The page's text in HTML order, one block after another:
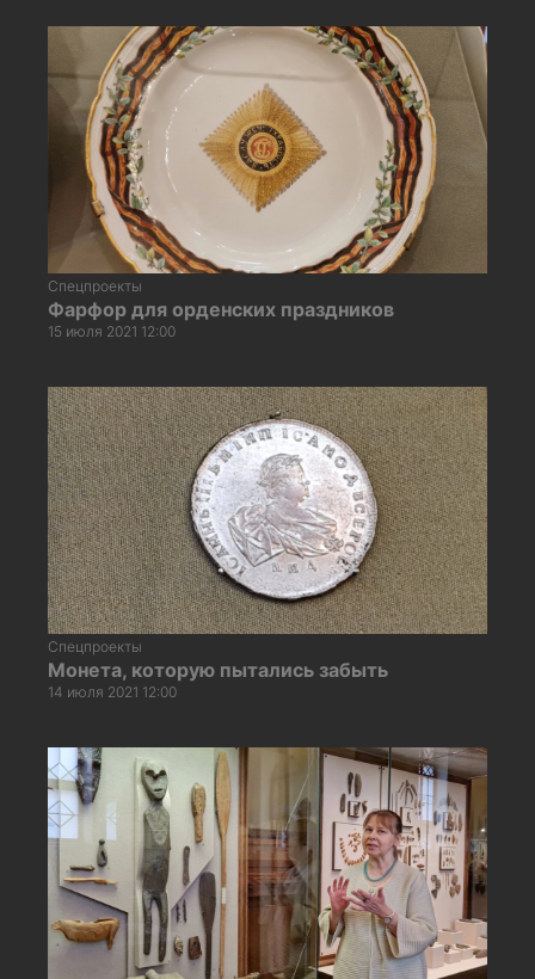
Спецпроекты
Фарфор для орденских праздников
15 июля 2021 12:00
Спецпроекты
Монета, которую пытались забыть
14 июля 2021 12:00